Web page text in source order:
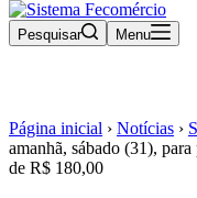
Pesquisar Menu
Página inicial › Notícias ›
amanhã, sábado (31),
de R$ 180,00